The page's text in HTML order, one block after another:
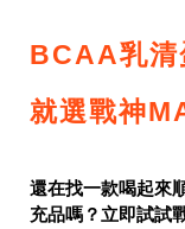
BCAA乳清
就選戰神
還在找一款喝起來
充品嗎？立即試試